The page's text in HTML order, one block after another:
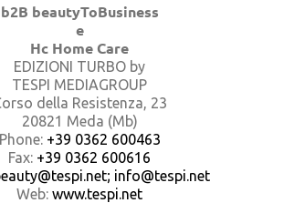
b2B beautyToBusiness
e
Hc Home Care
EDIZIONI TURBO by
TESPI MEDIAGROUP
della Resistenza, 23
20821 Meda (Mb)
Phone: +39 0362 600463
Fax: +39 0362 600616
info@tespi.net
Web: www.tespi.net